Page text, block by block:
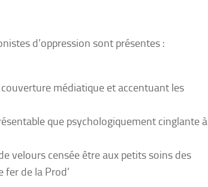
d’oppression sont présentes :
médiatique et accentuant les
que psychologiquement cinglante à
velours censée être aux petits soins des
fer de la Prod’